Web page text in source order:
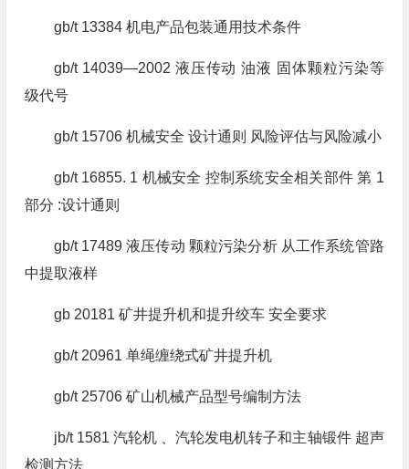
gb/t 13384 机电产品包装通用技术条件
gb/t 14039—2002 液压传动 油液 固体颗粒污染等
级代号
gb/t 15706 机械安全 设计通则 风险评估与风险减小
gb/t 16855. 1 机械安全 控制系统安全相关部件 第 1
部分 :设计通则
gb/t 17489 液压传动 颗粒污染分析 从工作系统管路
中提取液样
gb 20181 矿井提升机和提升绞车 安全要求
gb/t 20961 单绳缠绕式矿井提升机
gb/t 25706 矿山机械产品型号编制方法
jb/t 1581 汽轮机 、汽轮发电机转子和主轴锻件 超声
检测方法